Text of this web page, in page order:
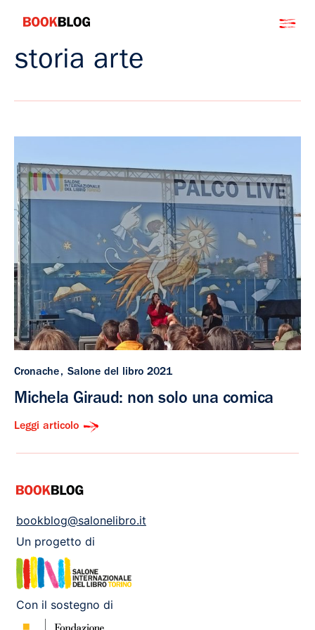
contenuto
Bookblog
storia arte
Cronache Salone del libro 2021
Michela Giraud: non solo una comica
Leggi articolo
bookblog@salonelibro.it
Un progetto di
Con il sostegno di